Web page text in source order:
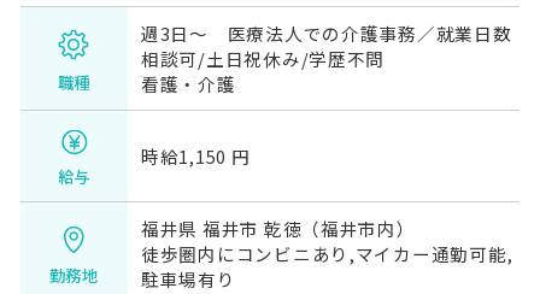
職種
週3日～ 医療法人での介護事務／就業日数
相談可/土日祝休み/学歴不問
看護・介護
給与
時給1,150 円
勤務地
福井県 福井市 乾徳（福井市内）
徒歩圏内にコンビニあり,マイカー通勤可能,
駐車場有り